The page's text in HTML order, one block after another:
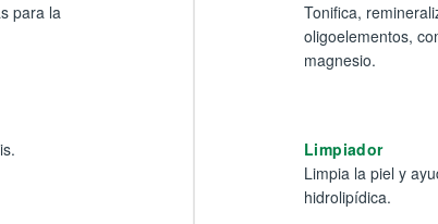
para la
Tonifica,
oligoelementos,
magnesio.
Limpiador
Limpia la piel y
hidrolipídica.